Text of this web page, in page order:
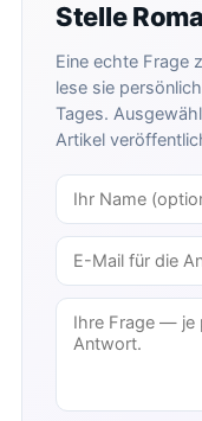
Stelle
Eine echte Frage
lese sie
Tages.
Artikel